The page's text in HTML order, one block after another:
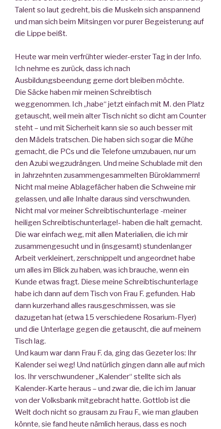
Talent so laut gedreht, bis die Muskeln sich anspannend
und man sich beim Mitsingen vor purer Begeisterung auf
die Lippe beißt.
Heute war mein verfrühter wieder-erster Tag in der Info.
Ich nehme es zurück, dass ich nach
Ausbildungsbeendung gerne dort bleiben möchte.
Die Säcke haben mir meinen Schreibtisch
weggenommen. Ich „habe“ jetzt einfach mit M. den Platz
getauscht, weil mein alter Tisch nicht so dicht am Counter
steht – und mit Sicherheit kann sie so auch besser mit
den Mädels tratschen. Die haben sich sogar die Mühe
gemacht, die PCs und die Telefone umzubauen, nur um
den Azubi wegzudrängen. Und meine Schublade mit den
in Jahrzehnten zusammengesammelten Büroklammern!
Nicht mal meine Ablagefächer haben die Schweine mir
gelassen, und alle Inhalte daraus sind verschwunden.
Nicht mal vor meiner Schreibtischunterlage -meiner
heiligen Schreibtischunterlage!- haben die halt gemacht.
Die war einfach weg, mit allen Materialien, die ich mir
zusammengesucht und in (insgesamt) stundenlanger
Arbeit verkleinert, zerschnippelt und angeordnet habe
um alles im Blick zu haben, was ich brauche, wenn ein
Kunde etwas fragt. Diese meine Schreibtischunterlage
habe ich dann auf dem Tisch von Frau F. gefunden. Hab
dann kurzerhand alles rausgeschmissen, was sie
dazugetan hat (etwa 15 verschiedene Rosarium-Flyer)
und die Unterlage gegen die getauscht, die auf meinem
Tisch lag.
Und kaum war dann Frau F. da, ging das Gezeter los: Ihr
Kalender sei weg! Und natürlich gingen dann alle auf mich
los. Ihr verschwundener „Kalender“ stellte sich als
Kalender-Karte heraus – und zwar die, die ich im Januar
von der Volksbank mitgebracht hatte. Gottlob ist die
Welt doch nicht so grausam zu Frau F., wie man glauben
könnte, sie fand heute nämlich heraus, dass es noch